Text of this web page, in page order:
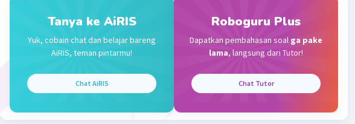
Tanya ke AiRIS
Yuk, cobain chat dan belajar bareng
AiRIS, teman pintarmu!
Chat AiRIS
Roboguru Plus
Dapatkan pembahasan soal ga pake
lama, langsung dari Tutor!
Chat Tutor